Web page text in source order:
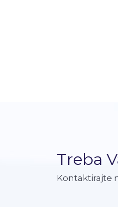
Treba
Kontaktirajte